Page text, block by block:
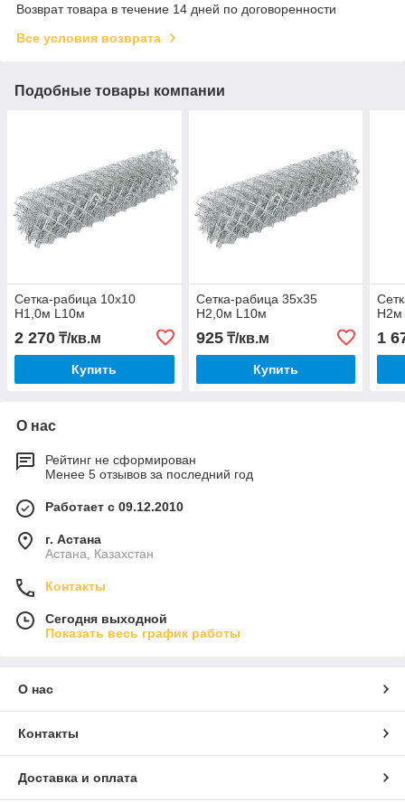
Возврат товара в течение 14 дней по договоренности
Все условия возврата
Подобные товары компании
Сетка-рабица 10х10
H1,0м L10м
2 270 ₸/кв.м
Купить
Сетка-рабица 35х35
H2,0м L10м
925₸/кв.м
Купить
1
О нас
Рейтинг не сформирован
Менее 5 отзывов за последний год
Работает с 09.12.2010
г. Астана
Астана, Казахстан
Контакты
Сегодня выходной
Показать весь график работы
О нас
Контакты
Доставка и оплата